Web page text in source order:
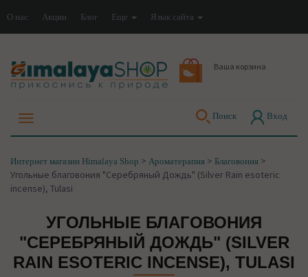
О нас Акции Блог Еще Язык сайта
Ваша корзина
Поиск Вход
Интернет магазин Himalaya Shop > Ароматерапия > Благовония >
Угольные благовония "Серебряный Дождь" (Silver Rain esoteric
incense), Tulasi
УГОЛЬНЫЕ БЛАГОВОНИЯ
"СЕРЕБРЯНЫЙ ДОЖДЬ" (SILVER
RAIN ESOTERIC INCENSE), TULASI